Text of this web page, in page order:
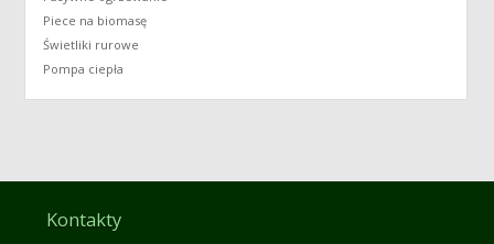
Piece na biomasę
Świetliki rurowe
Pompa ciepła
Kontakty